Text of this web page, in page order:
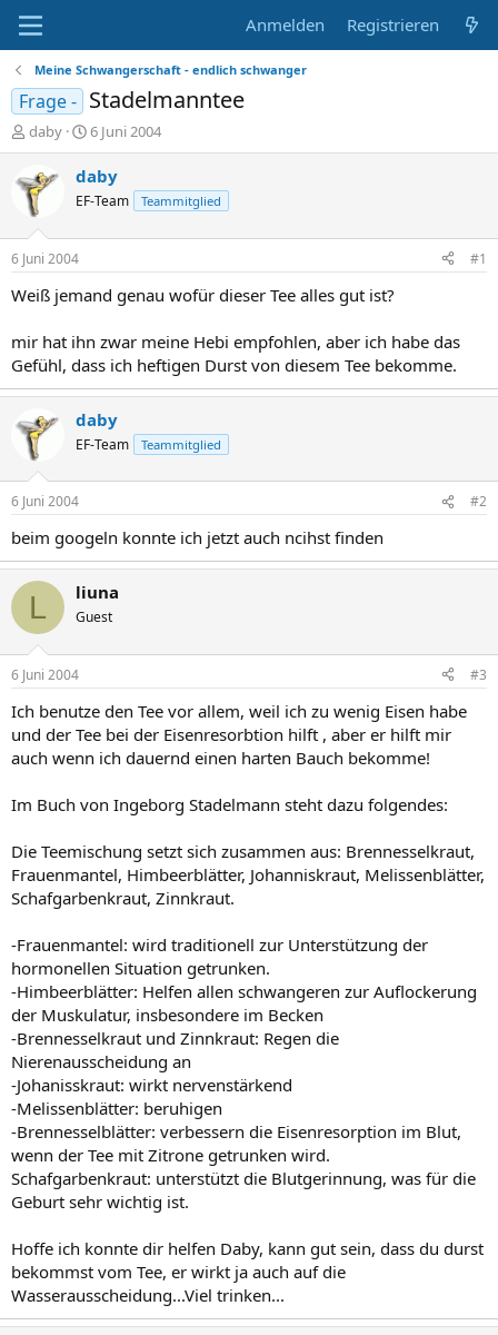
Anmelden Registrieren
Meine Schwangerschaft - endlich schwanger
Frage - Stadelmanntee
E
r
t
e
e
r
daby
E
r
s
t
a
6 Juni 2004
daby
EF-Team Teammitglied
6 Juni 2004 #1
Weiß jemand genau wofür dieser Tee alles gut ist?
mir hat ihn zwar meine Hebi empfohlen, aber ich habe das
Gefühl, dass ich heftigen Durst von diesem Tee bekomme.
daby
EF-Team Teammitglied
6 Juni 2004 #2
beim googeln konnte ich jetzt auch ncihst finden
L liuna
Guest
6 Juni 2004 #3
Ich benutze den Tee vor allem, weil ich zu wenig Eisen habe
und der Tee bei der Eisenresorbtion hilft , aber er hilft mir
auch wenn ich dauernd einen harten Bauch bekomme!
Im Buch von Ingeborg Stadelmann steht dazu folgendes:
Die Teemischung setzt sich zusammen aus: Brennesselkraut,
Frauenmantel, Himbeerblätter, Johanniskraut, Melissenblätter,
Schafgarbenkraut, Zinnkraut.
-Frauenmantel: wird traditionell zur Unterstützung der
hormonellen Situation getrunken.
-Himbeerblätter: Helfen allen schwangeren zur Auflockerung
der Muskulatur, insbesondere im Becken
-Brennesselkraut und Zinnkraut: Regen die
Nierenausscheidung an
-Johanisskraut: wirkt nervenstärkend
-Melissenblätter: beruhigen
-Brennesselblätter: verbessern die Eisenresorption im Blut,
wenn der Tee mit Zitrone getrunken wird.
Schafgarbenkraut: unterstützt die Blutgerinnung, was für die
Geburt sehr wichtig ist.
Hoffe ich konnte dir helfen Daby, kann gut sein, dass du durst
bekommst vom Tee, er wirkt ja auch auf die
Wasserausscheidung...Viel trinken...